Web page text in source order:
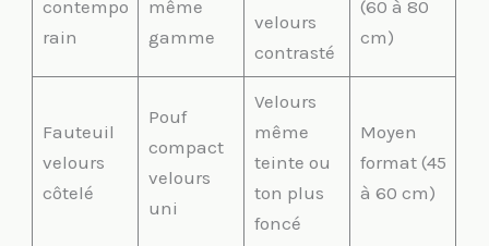
contempo
rain
même
gamme
velours
contrasté
(60 à 80
cm)
Fauteuil
velours
côtelé
Pouf
compact
velours
uni
Velours
même
teinte ou
ton plus
foncé
Moyen
format (45
à 60 cm)